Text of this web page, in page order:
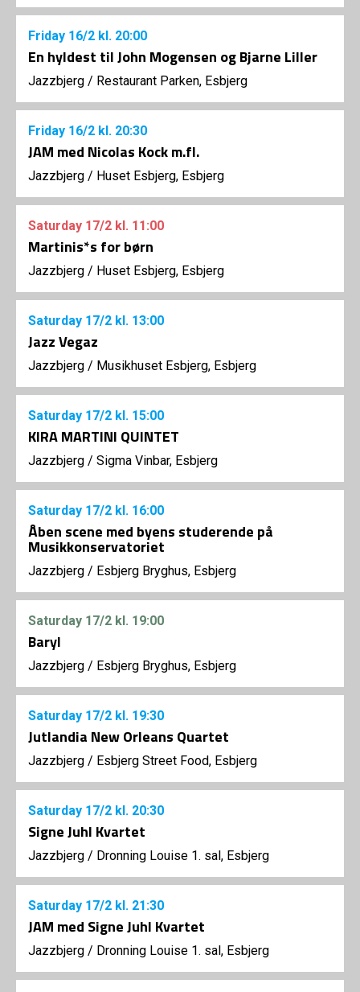
Friday 16/2 kl. 20:00
En hyldest til John Mogensen og Bjarne Liller
Jazzbjerg / Restaurant Parken, Esbjerg
Friday 16/2 kl. 20:30
JAM med Nicolas Kock m.fl.
Jazzbjerg / Huset Esbjerg, Esbjerg
Saturday 17/2 kl. 11:00
Martinis*s for børn
Jazzbjerg / Huset Esbjerg, Esbjerg
Saturday 17/2 kl. 13:00
Jazz Vegaz
Jazzbjerg / Musikhuset Esbjerg, Esbjerg
Saturday 17/2 kl. 15:00
KIRA MARTINI QUINTET
Jazzbjerg / Sigma Vinbar, Esbjerg
Saturday 17/2 kl. 16:00
Åben scene med byens studerende på
Musikkonservatoriet
Jazzbjerg / Esbjerg Bryghus, Esbjerg
Saturday 17/2 kl. 19:00
Baryl
Jazzbjerg / Esbjerg Bryghus, Esbjerg
Saturday 17/2 kl. 19:30
Jutlandia New Orleans Quartet
Jazzbjerg / Esbjerg Street Food, Esbjerg
Saturday 17/2 kl. 20:30
Signe Juhl Kvartet
Jazzbjerg / Dronning Louise 1. sal, Esbjerg
Saturday 17/2 kl. 21:30
JAM med Signe Juhl Kvartet
Jazzbjerg / Dronning Louise 1. sal, Esbjerg